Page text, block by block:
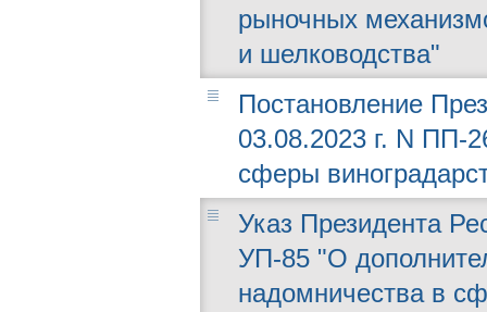
рыночных
и шелководства"
Постановление
03.08.2023 г. N ПП-
сферы
Указ Президента
УП-85 "О
надомничества в